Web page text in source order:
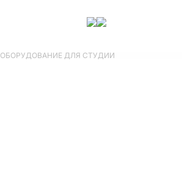
ОБОРУДОВАНИЕ ДЛЯ СТУДИИ